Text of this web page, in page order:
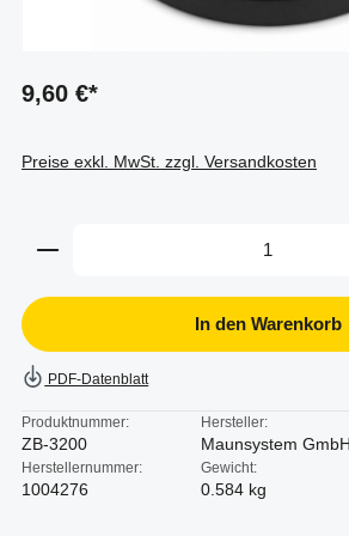
9,60 €*
Preise exkl. MwSt. zzgl. Versandkosten
Produkt Anzahl: Gib den
In den Warenkorb
PDF-Datenblatt
Produktnummer:
ZB-3200
Hersteller:
Maunsystem GmbH
Herstellernummer:
1004276
Gewicht:
0.584 kg